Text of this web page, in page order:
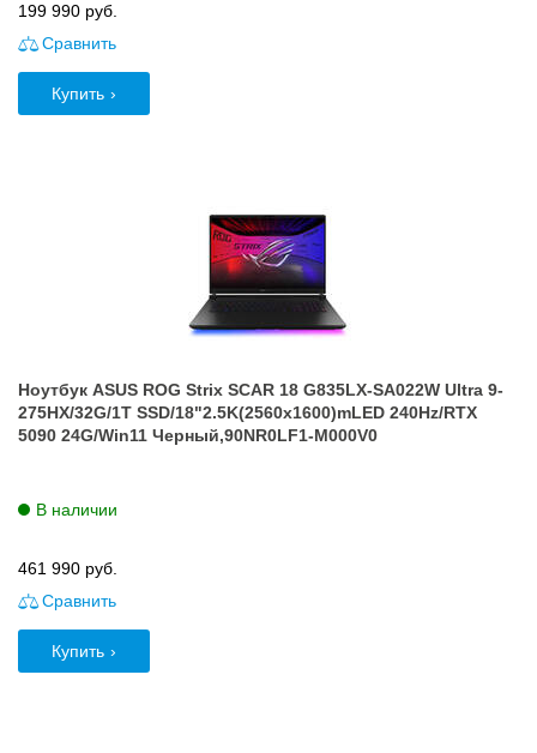
199 990 руб.
Сравнить
Купить
Ноутбук ASUS ROG Strix SCAR 18 G835LX-SA022W Ultra 9-
275HX/32G/1T SSD/18"2.5K(2560x1600)mLED 240Hz/RTX
5090 24G/Win11 Черный,90NR0LF1-M000V0
В наличии
461 990 руб.
Сравнить
Купить